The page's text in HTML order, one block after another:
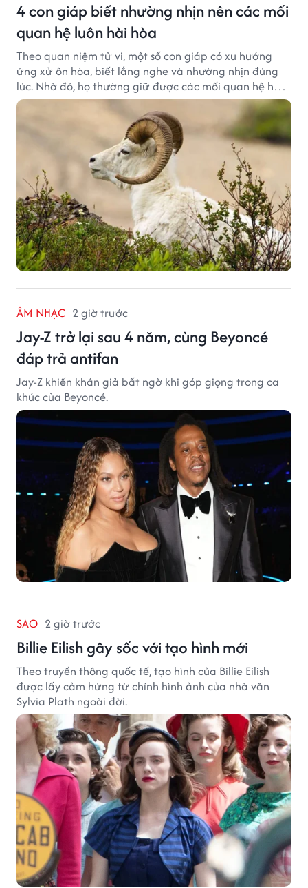
4 con giáp biết nhường nhịn nên các mối
quan hệ luôn hài hòa
Theo quan niệm tử vi, một số con giáp có xu hướng
ứng xử ôn hòa, biết lắng nghe và nhường nhịn đúng
lúc. Nhờ đó, họ thường giữ được các mối quan hệ hài
hòa và nhận được sự yêu mến từ những người xung
ÂM NHẠC 2 giờ trước
Jay-Z trở lại sau 4 năm, cùng Beyoncé
đáp trả antifan
Jay-Z khiến khán giả bất ngờ khi góp giọng trong ca
khúc của Beyoncé.
SAO 2 giờ trước
Billie Eilish gây sốc với tạo hình mới
Theo truyền thông quốc tế, tạo hình của Billie Eilish
được lấy cảm hứng từ chính hình ảnh của nhà văn
Sylvia Plath ngoài đời.